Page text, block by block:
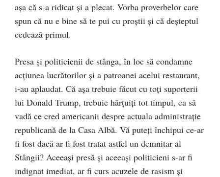
așa că s-a ridicat și a plecat. Vorba proverbelor care
spun că nu e bine să te pui cu proștii și că deșteptul
cedează primul.
Presa și politicienii de stânga, în loc să condamne
acțiunea lucrătorilor și a patroanei acelui restaurant,
i-au aplaudat. Că așa trebuie făcut cu toți suporterii
lui Donald Trump, trebuie hărțuiți tot timpul, ca să
vadă ce cred americanii despre actuala administrație
republicană de la Casa Albă. Vă puteți închipui ce-ar
fi fost dacă ar fi fost tratat astfel un demnitar al
Stângii? Aceeași presă și aceeași politicieni s-ar fi
indignat imediat, ar fi curs acuzele de rasism și